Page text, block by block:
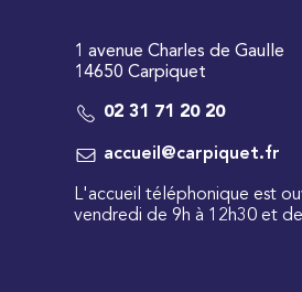
1 avenue Charles de Gaulle
14650 Carpiquet
02 31 71 20 20
accueil@carpiquet.fr
L'accueil téléphonique est
vendredi de 9h à 12h30 et